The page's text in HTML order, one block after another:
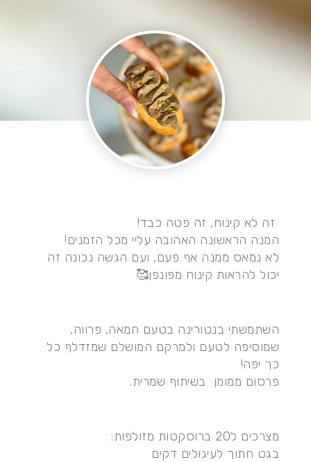
⁨ זה לא קינוח, זה פטה כבד!
המנה הראשונה האהובה עליי מכל הזמנים!
לא נמאס ממנה אף פעם, ועם הגשה נכונה זה
יכול להראות קינוח מפונפן🥰
השתמשתי בנטורינה בטעם חמאה, פרווה,
שמוסיפה לטעם ולמרקם המושלם שמזדלף כל
כך יפה!
פרסום ממומן בשיתוף שמרית.
מצרכים ל20 ברוסקטות מזולפות:
בגט חתוך לעיגולים דקים